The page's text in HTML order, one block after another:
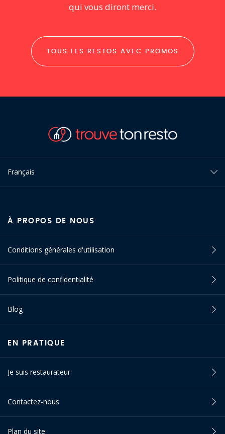
qui vous diront merci.
TOUS LES RESTOS AVEC PROMOS
Français
À PROPOS DE NOUS
Conditions générales d'utilisation
Politique de confidentialité
Blog
EN PRATIQUE
Je suis restaurateur
Contactez-nous
Plan du site